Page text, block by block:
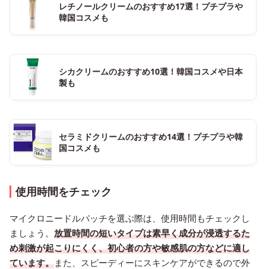
レチノールクリームのおすすめ17選！プチプラや
韓国コスメも
シカクリームのおすすめ10選！韓国コスメや日本
製も
セラミドクリームのおすすめ14選！プチプラや韓
国コスメも
使用時間をチェック
マイクロニードルパッチを選ぶ際は、使用時間もチェックし
ましょう。 放置時間の短いタイプは素早く成分が浸透するた
め刺激が起こりにくく、初心者の方や敏感肌の方などに適し
ています。また、スピーディーにスキンケアができるので外